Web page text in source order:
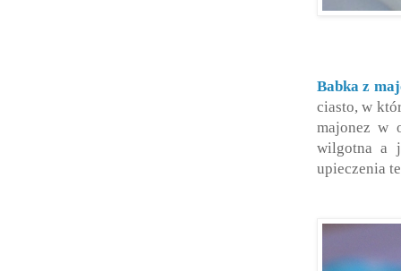
Babka z
ciasto, w
majonez w
wilgotna a
upieczenia